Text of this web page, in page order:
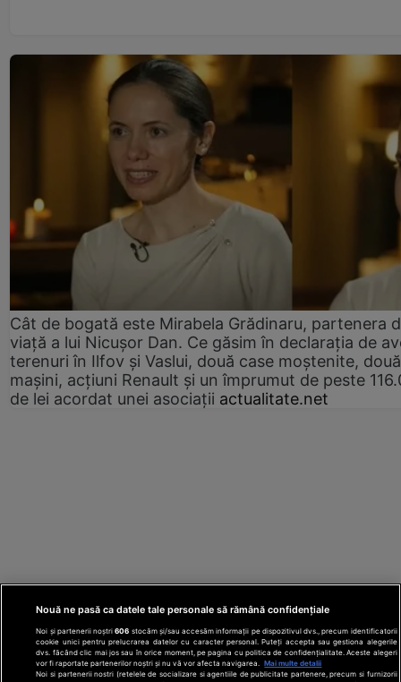
Cât de bogată este Mirabela Grădinaru, partenera
viață a lui Nicușor Dan. Ce găsim în declarația de
terenuri în Ilfov și Vaslui, două case moștenite, două
mașini, acțiuni Renault și un împrumut de peste
de lei acordat unei asociații actualitate.net
Nouă ne pasă ca datele tale personale să rămână confidențiale
Noi și partenerii noștri606 stocăm și/sau accesăm informații pe dispozitivul dvs., precum identificatorii
cookie unici pentru prelucrarea datelor cu caracter personal. Puteți accepta sau gestiona alegerile
dvs. făcând clic mai jos sau în orice moment, pe pagina cu politica de confidențialitate. Aceste alegeri
vor fi raportate partenerilor noștri și nu vă vor afecta navigarea.
Mai multe detalii
Noi si partenerii nostri (retelele de socializare si agentiile de publicitate partenere, precum si furnizorii